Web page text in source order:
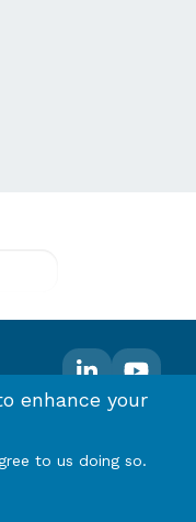
enhance your
to us doing so.